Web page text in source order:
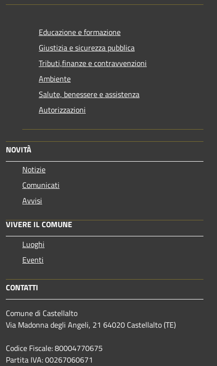
Educazione e formazione
Giustizia e sicurezza pubblica
Tributi,finanze e contravvenzioni
Ambiente
Salute, benessere e assistenza
Autorizzazioni
NOVITÀ
Notizie
Comunicati
Avvisi
VIVERE IL COMUNE
Luoghi
Eventi
CONTATTI
Comune di Castellalto
Via Madonna degli Angeli, 21 64020 Castellalto (TE)
Codice Fiscale: 80004770675
Partita IVA: 00267060671